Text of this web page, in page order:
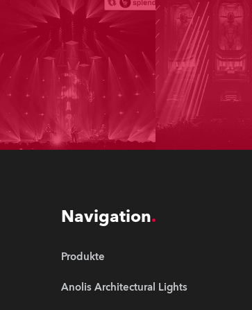
Navigation
Produkte
Anolis Architectural Lights